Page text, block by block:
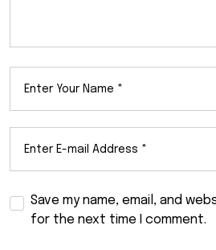
Save my name, email, and
for the next time I comment.